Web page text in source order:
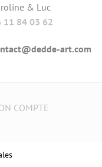
& Luc
11 84 03 62
art.com
COMPTE